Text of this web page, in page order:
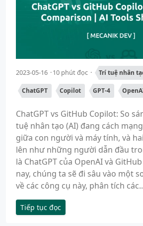
2023-05-16 10 phút đọc Trí tuệ nhân
ChatGPT Copilot GPT-4
ChatGPT vs GitHub Copilot: So
tuệ nhân tạo (AI) đang cách
giữa con người và máy tính, và
lên như những người dẫn đầu
là ChatGPT của OpenAI và
nay, chúng ta sẽ đi sâu vào một
về các công cụ này, phân tích
Tiếp tục đọc